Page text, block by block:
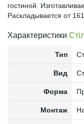
гостиной.
Раскладывается от
Характеристики
Тип
Вид
Форма
Монтаж